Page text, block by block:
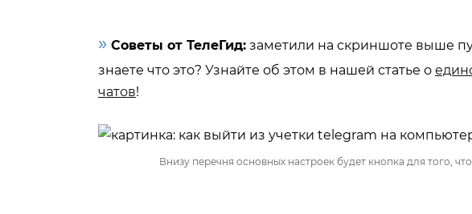
» Советы от ТелеГид: заметили на скриншоте выше
знаете что это? Узнайте об этом в нашей статье о
чатов!
Внизу перечня основных настроек будет кнопка для того,